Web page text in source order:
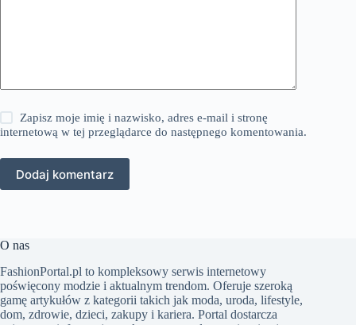
Zapisz moje imię i nazwisko, adres e-mail i stronę
internetową w tej przeglądarce do następnego komentowania.
Dodaj komentarz
O nas
FashionPortal.pl to kompleksowy serwis internetowy
poświęcony modzie i aktualnym trendom. Oferuje szeroką
gamę artykułów z kategorii takich jak moda, uroda, lifestyle,
dom, zdrowie, dzieci, zakupy i kariera. Portal dostarcza